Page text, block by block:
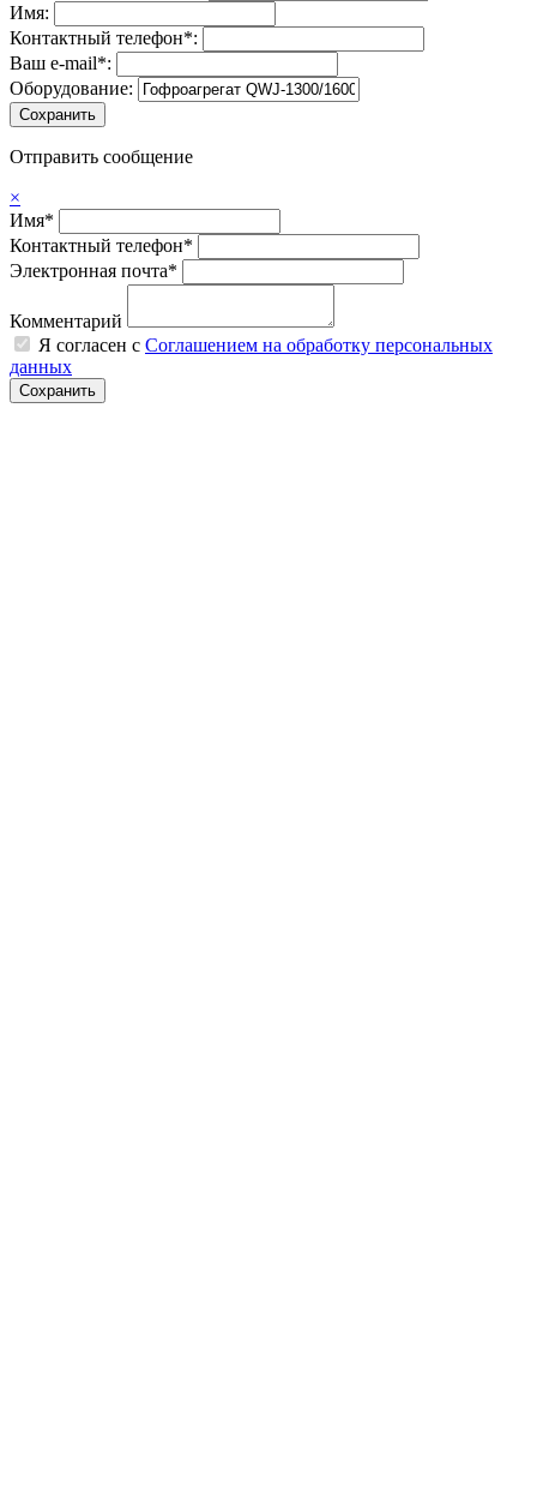
Имя:
Контактный телефон*:
Ваш e-mail*:
Оборудование:
Отправить сообщение
×
Имя*
Контактный телефон*
Электронная почта*
Комментарий
Я согласен с Соглашением на обработку персональных
данных